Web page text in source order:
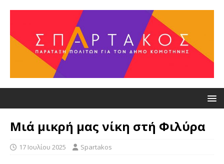
Μιά μικρή μας νίκη στή Φιλύρα
17 Ιουλίου 2025 Spartakos